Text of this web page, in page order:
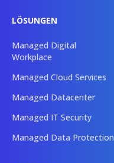
LÖSUNGEN
Managed Digital
Workplace
Managed Cloud Services
Managed Datacenter
Managed IT Security
Managed Data Protection